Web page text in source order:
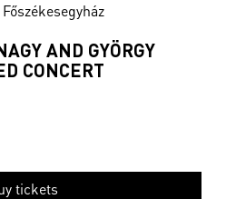
AND GYÖRGY
CONCERT
tickets